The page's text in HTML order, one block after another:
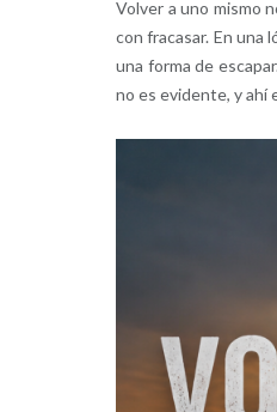
Volver a uno mismo
con fracasar. En una
una forma de
no es evidente, y ahí